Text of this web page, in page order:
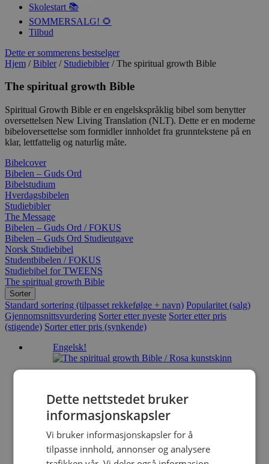
Skolestart 📚
SOMMERSALG! 🌻
Tilbud
Dette er sommerens bestselger
Hjem /Bibler/ Studiebibler/ The spiritual growth Bible
The spiritual growth Bible
Spiritual Growth Bible er en engelskspråklig bibel som benytter
oversettelsen New Living Translation (NLT). Dette er en moderne
bibeloversettelse som formidler innholdet fra grunntekstene på en
klar, lettfattelig og naturlig måte.
Bibelcover
Bibelen – Guds Ord
Bibelstudium
Hverdagsbibelen
Studiebibler
The Message
Bibelen – Guds Ord / FOKUS
Bibelen – Guds Ord Studieutgave
Norsk Studiebibel
Studentbibelen / FOKUS
Studiebibel for TWEENS
The spiritual growth Bible
Sorter
Standard sortering (tilpasset rekkefølge + navn) Popularitet (salg)
Gjennomsnittsvurdering Sorter etter nyeste Sorter etter pris
(stigende) Sorter etter pris (synkende)
Engelsk!
kunstskinn
Martin Manser & Mike Beaumont
Kunstskinn
Dette nettstedet bruker
informasjonskapsler
Vi bruker informasjonskapsler for å
tilpasse innhold, annonser og analysere